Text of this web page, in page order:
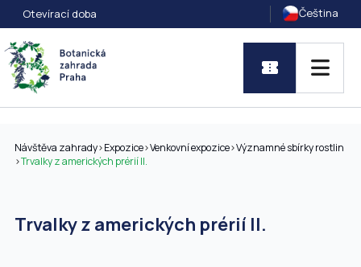
Otevírací doba Čeština
Návštěva zahrady>Expozice>Venkovní expozice>Významné sbírky rostlin
>Trvalky z amerických prérií II.
Trvalky z amerických prérií II.